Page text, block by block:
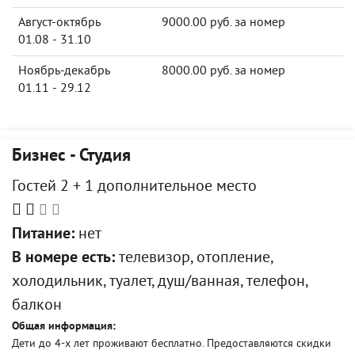
Август-октябрь
01.08 - 31.10
9000.00 руб. за номер
Ноябрь-декабрь
01.11 - 29.12
8000.00 руб. за номер
Бизнес - Студия
Гостей 2 + 1 дополнительное место
Питание: нет
В номере есть: телевизор, отопление,
холодильник, туалет, душ/ванная, телефон,
балкон
Общая информация:
Дети до 4-х лет проживают бесплатно. Предоставляются скидки